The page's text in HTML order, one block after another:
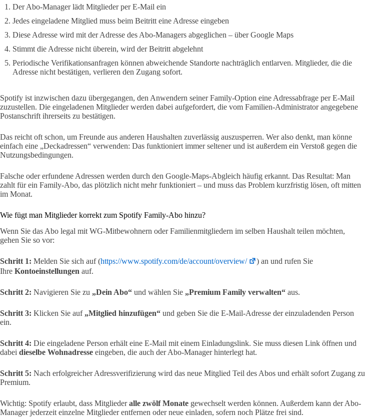
Der Abo-Manager lädt Mitglieder per E-Mail ein
Jedes eingeladene Mitglied muss beim Beitritt eine Adresse eingeben
Diese Adresse wird mit der Adresse des Abo-Managers abgeglichen – über Google Maps
Stimmt die Adresse nicht überein, wird der Beitritt abgelehnt
Periodische Verifikationsanfragen können abweichende Standorte nachträglich entlarven. Mitglieder, die die
Adresse nicht bestätigen, verlieren den Zugang sofort.
Spotify ist inzwischen dazu übergegangen, den Anwendern seiner Family-Option eine Adressabfrage per E-Mail
zuzustellen. Die eingeladenen Mitglieder werden dabei aufgefordert, die vom Familien-Administrator angegebene
Postanschrift ihrerseits zu bestätigen.
Das reicht oft schon, um Freunde aus anderen Haushalten zuverlässig auszusperren. Wer also denkt, man könne
einfach eine „Deckadressen“ verwenden: Das funktioniert immer seltener und ist außerdem ein Verstoß gegen die
Nutzungsbedingungen.
Falsche oder erfundene Adressen werden durch den Google-Maps-Abgleich häufig erkannt. Das Resultat: Man
zahlt für ein Family-Abo, das plötzlich nicht mehr funktioniert – und muss das Problem kurzfristig lösen, oft mitten
im Monat.
Wie fügt man Mitglieder korrekt zum Spotify Family-Abo hinzu?
Wenn Sie das Abo legal mit WG-Mitbewohnern oder Familienmitgliedern im selben Haushalt teilen möchten,
gehen Sie so vor:
Schritt 1: Melden Sie sich auf (https://www.spotify.com/de/account/overview/
) an und rufen Sie
Ihre Kontoeinstellungen auf.
Schritt 2: Navigieren Sie zu „Dein Abo“ und wählen Sie „Premium Family verwalten“ aus.
Schritt 3: Klicken Sie auf „Mitglied hinzufügen“ und geben Sie die E-Mail-Adresse der einzuladenden Person
ein.
Schritt 4: Die eingeladene Person erhält eine E-Mail mit einem Einladungslink. Sie muss diesen Link öffnen und
dabei dieselbe Wohnadresse eingeben, die auch der Abo-Manager hinterlegt hat.
Schritt 5: Nach erfolgreicher Adressverifizierung wird das neue Mitglied Teil des Abos und erhält sofort Zugang zu
Premium.
Wichtig: Spotify erlaubt, dass Mitgliederalle zwölf Monate gewechselt werden können. Außerdem kann der Abo-
Manager jederzeit einzelne Mitglieder entfernen oder neue einladen, sofern noch Plätze frei sind.